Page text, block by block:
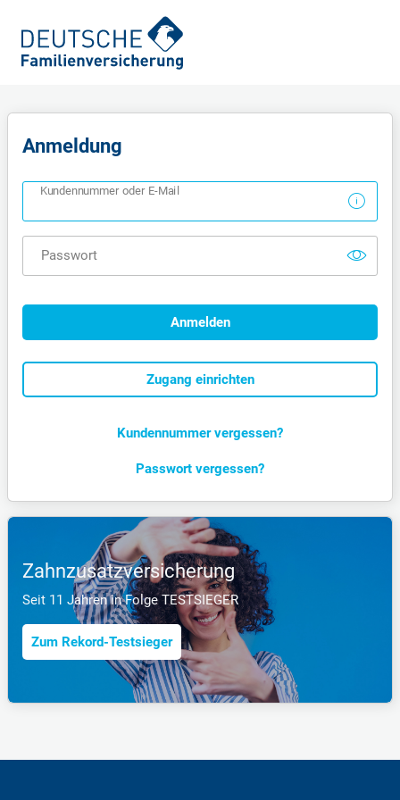
Anmeldung
Kundennummer oder E-Mail
Passwort
Anmelden
Zugang einrichten
Kunden­nummer vergessen?
Passwort vergessen?
Zahnzusatzversicherung
Seit 11 Jahren in Folge TESTSIEGER
Zum Rekord-Testsieger